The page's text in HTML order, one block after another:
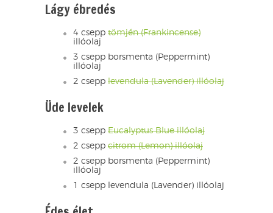
Lágy ébredés
4 csepp tömjén (Frankincense)
illóolaj
3 csepp borsmenta (Peppermint)
illóolaj
2 csepp levendula (Lavender) illóolaj
Üde levelek
3 csepp Eucalyptus Blue illóolaj
2 csepp citrom (Lemon) illóolaj
2 csepp borsmenta (Peppermint)
illóolaj
1 csepp levendula (Lavender) illóolaj